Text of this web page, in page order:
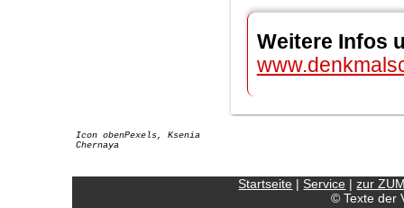
Weitere Infos
Icon obenPexels, Ksenia
Chernaya
Startseite |Service |zur
© Texte der